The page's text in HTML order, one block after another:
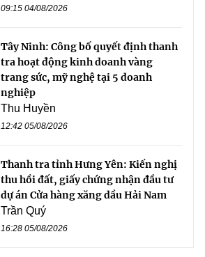
09:15 04/08/2026
Tây Ninh: Công bố quyết định thanh
tra hoạt động kinh doanh vàng
trang sức, mỹ nghệ tại 5 doanh
nghiệp
Thu Huyền
12:42 05/08/2026
Thanh tra tỉnh Hưng Yên: Kiến nghị
thu hồi đất, giấy chứng nhận đầu tư
dự án Cửa hàng xăng dầu Hải Nam
Trần Quý
16:28 05/08/2026